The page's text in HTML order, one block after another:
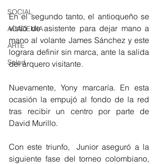
SOCIAL
ACADEMIA
ARTE
Salud
En el segundo tanto, el antioqueño se
vistió de asistente para dejar mano a
mano al volante James Sánchez y este
lograra definir sin marca, ante la salida
del arquero visitante.
Nuevamente, Yony marcaría. En esta
ocasión la empujó al fondo de la red
tras recibir un centro por parte de
David Murillo.
Con este triunfo,  Junior aseguró a la
siguiente fase del torneo colombiano,